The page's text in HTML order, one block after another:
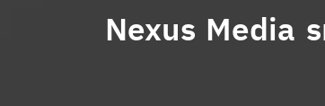
Nexus Media